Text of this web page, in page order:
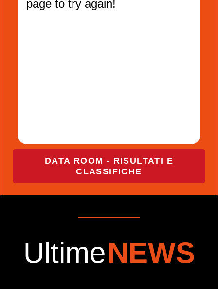
DATA ROOM - RISULTATI E
CLASSIFICHE
UltimeNEWS